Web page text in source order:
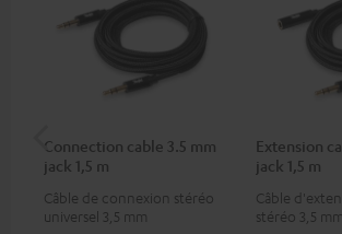
Connection cable 3.5 mm
jack 1,5 m
Câble de connexion stéréo
universel 3,5 mm
Extension
jack 1,5 m
Câble
stéréo 3,5 mm